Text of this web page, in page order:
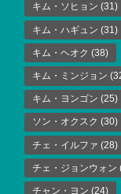
キム・ソヒョン (31)
キム・ハギュン (31)
キム・ヘオク (38)
キム・ミンジョン
キム・ヨンゴン (25)
ソン・オクスク (30)
チェ・イルファ (28)
チェ・ジョンウォン
チャン・ヨン (24)